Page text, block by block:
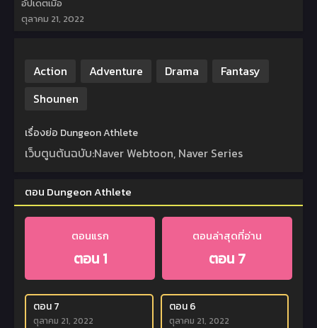
อัปเดตเมื่อ
ตุลาคม 21, 2022
Action Adventure Drama
Fantasy
Shounen
เรื่องย่อ Dungeon Athlete
เว็บตูนต้นฉบับ:Naver Webtoon, Naver Series
ตอน Dungeon Athlete
ตอนแรก
ตอน 1
ตอนล่าสุดที่อ่าน
ตอน 7
ตอน 7
ตุลาคม 21, 2022
ตอน 6
ตุลาคม 21, 2022